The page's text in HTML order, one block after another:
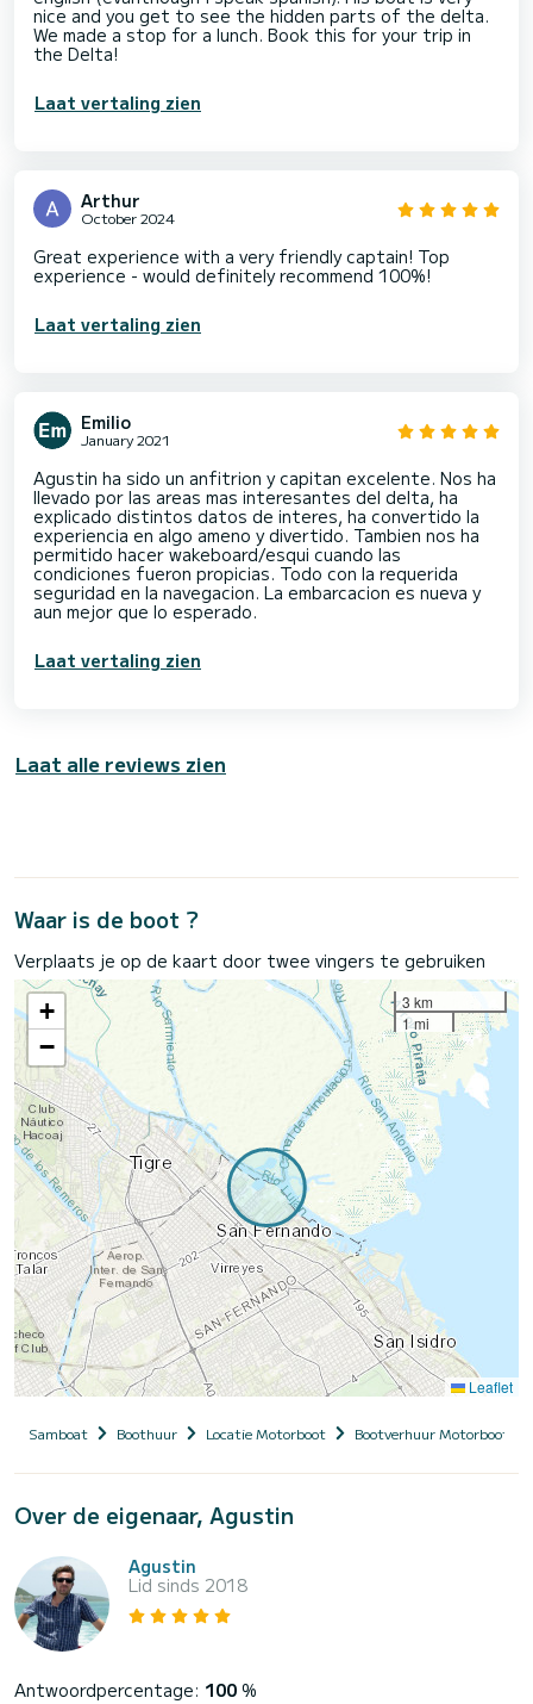
nice and you get to see the hidden parts of the delta.
We made a stop for a lunch. Book this for your trip in
the Delta!
Laat vertaling zien
Arthur
October 2024
Great experience with a very friendly captain! Top
experience - would definitely recommend 100%!
Laat vertaling zien
Emilio
January 2021
Agustin ha sido un anfitrion y capitan excelente. Nos ha
llevado por las areas mas interesantes del delta, ha
explicado distintos datos de interes, ha convertido la
experiencia en algo ameno y divertido. Tambien nos ha
permitido hacer wakeboard/esqui cuando las
condiciones fueron propicias. Todo con la requerida
seguridad en la navegacion. La embarcacion es nueva y
aun mejor que lo esperado.
Laat vertaling zien
Laat alle reviews zien
Waar is de boot ?
Verplaats je op de kaart door twee vingers te gebruiken
+
−
3 km
1 mi
Leaflet
Samboat Boothuur Locatie Motorboot Bootverhuur Motorboot
Over de eigenaar, Agustin
Agustin
Lid sinds 2018
Antwoordpercentage: 100 %